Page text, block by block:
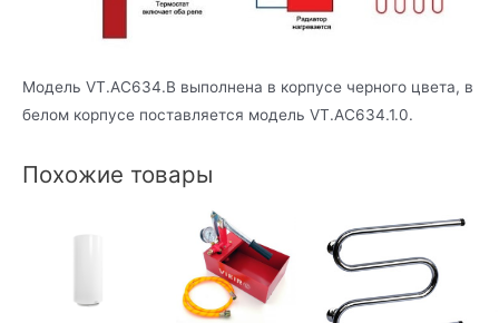
Модель VT.AC634.B выполнена в корпусе черного цвета, в
белом корпусе поставляется модель VT.AC634.1.0.
Похожие товары